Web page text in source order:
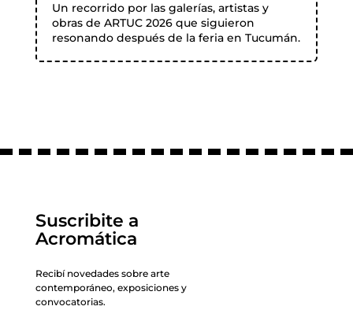
Un recorrido por las galerías, artistas y
obras de ARTUC 2026 que siguieron
resonando después de la feria en Tucumán.
Suscribite a
Acromática
Recibí novedades sobre arte
contemporáneo, exposiciones y
convocatorias.